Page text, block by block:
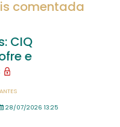
comentada
CIQ
e
28/07/2026 13:25